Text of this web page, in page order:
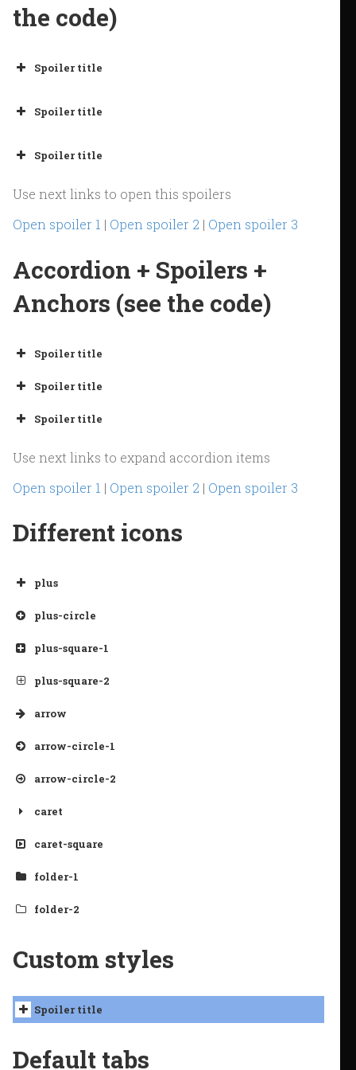
the code)
Spoiler title
Spoiler title
Spoiler title
Use next links to open this spoilers
Open spoiler 1 | Open spoiler 2 | Open spoiler 3
Accordion + Spoilers +
Anchors (see the code)
Spoiler title
Spoiler title
Spoiler title
Use next links to expand accordion items
Open spoiler 1 | Open spoiler 2 | Open spoiler 3
Different icons
plus
plus-circle
plus-square-1
plus-square-2
arrow
arrow-circle-1
arrow-circle-2
caret
caret-square
folder-1
folder-2
Custom styles
Spoiler title
Default tabs